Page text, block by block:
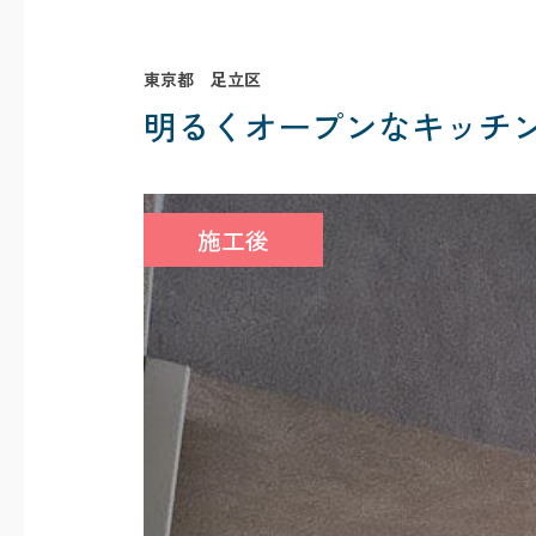
東京都 足立区
明るくオープンなキッチ
施工後